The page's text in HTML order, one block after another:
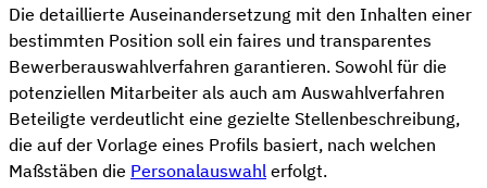
Die detaillierte Auseinandersetzung mit den Inhalten einer
bestimmten Position soll ein faires und transparentes
Bewerberauswahlverfahren garantieren. Sowohl für die
potenziellen Mitarbeiter als auch am Auswahlverfahren
Beteiligte verdeutlicht eine gezielte Stellenbeschreibung,
die auf der Vorlage eines Profils basiert, nach welchen
Maßstäben die Personalauswahl erfolgt.